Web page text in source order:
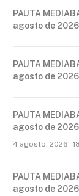
PAUTA
agosto de 2026
PAUTA
agosto de 2026
PAUTA
agosto de 2026
4 agosto, 2026 -
PAUTA
agosto de 2026